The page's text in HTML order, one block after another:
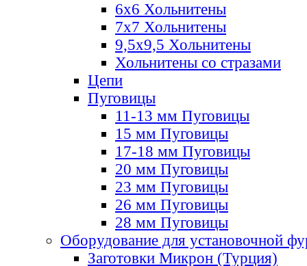
6х6 Хольнитены
7х7 Хольнитены
9,5х9,5 Хольнитены
Хольнитены со стразами
Цепи
Пуговицы
11-13 мм Пуговицы
15 мм Пуговицы
17-18 мм Пуговицы
20 мм Пуговицы
23 мм Пуговицы
26 мм Пуговицы
28 мм Пуговицы
Оборудование для установочной
Заготовки Микрон (Турция)